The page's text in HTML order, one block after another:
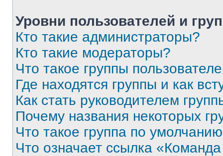
Уровни пользователей и
Кто такие администраторы?
Кто такие модераторы?
Что такое группы
Где находятся группы и как
Как стать руководителем
Почему названия некоторых
Что такое группа по
Что означает ссылка